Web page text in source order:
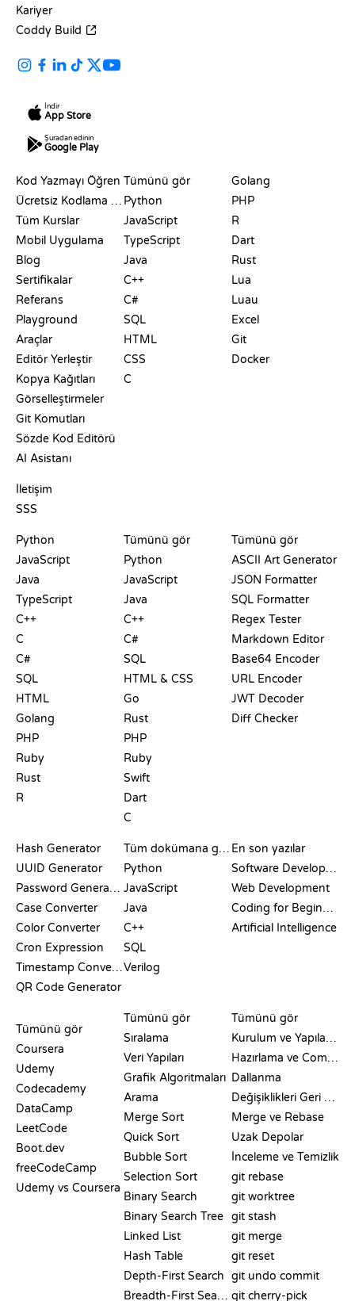
Kariyer
Coddy Build
İndir
App Store
Şuradan edinin
Google Play
Kod Yazmayı Öğren
Ücretsiz Kodlama Siteleri
Tüm Kurslar
Mobil Uygulama
Blog
Sertifikalar
Referans
Playground
Araçlar
Editör Yerleştir
Kopya Kağıtları
Görselleştirmeler
Git Komutları
Sözde Kod Editörü
AI Asistanı
İletişim
SSS
Tümünü gör
Python
JavaScript
TypeScript
Java
C++
C#
SQL
HTML
CSS
C
Golang
PHP
R
Dart
Rust
Lua
Luau
Excel
Git
Docker
Python
JavaScript
Java
TypeScript
C++
C
C#
SQL
HTML
Golang
PHP
Ruby
Rust
R
Tümünü gör
Python
JavaScript
Java
C++
C#
SQL
HTML & CSS
Go
Rust
PHP
Ruby
Swift
Dart
C
Tümünü gör
ASCII Art Generator
JSON Formatter
SQL Formatter
Regex Tester
Markdown Editor
Base64 Encoder
URL Encoder
JWT Decoder
Diff Checker
Hash Generator
UUID Generator
Password Generator
Case Converter
Color Converter
Cron Expression
Timestamp Converter
QR Code Generator
Tüm dokümana göz at
Python
JavaScript
Java
C++
SQL
Verilog
En son yazılar
Software Development
Web Development
Coding for Beginners
Artificial Intelligence
KARŞILAŞTIRMALAR
Tümünü gör
Coursera
Udemy
Codecademy
DataCamp
LeetCode
Boot.dev
freeCodeCamp
Udemy vs Coursera
Tümünü gör
Sıralama
Veri Yapıları
Grafik Algoritmaları
Arama
Merge Sort
Quick Sort
Bubble Sort
Selection Sort
Binary Search
Binary Search Tree
Linked List
Hash Table
Depth-First Search
Breadth-First Search
Tümünü gör
Kurulum ve Yapılandırma
Hazırlama ve Commit
Dallanma
Değişiklikleri Geri Alma
Merge ve Rebase
Uzak Depolar
İnceleme ve Temizlik
git rebase
git worktree
git stash
git merge
git reset
git undo commit
git cherry-pick